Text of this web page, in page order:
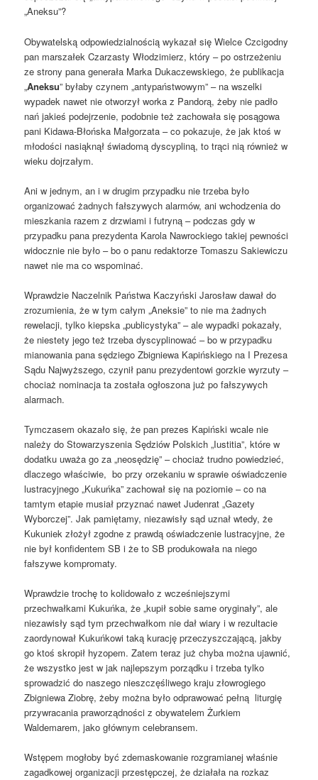
„Aneksu”?
Obywatelską odpowiedzialnością wykazał się Wielce Czcigodny
pan marszałek Czarzasty Włodzimierz, który – po ostrzeżeniu
ze strony pana generała Marka Dukaczewskiego, że publikacja
„Aneksu” byłaby czynem „antypaństwowym” – na wszelki
wypadek nawet nie otworzył worka z Pandorą, żeby nie padło
nań jakieś podejrzenie, podobnie też zachowała się posągowa
pani Kidawa-Błońska Małgorzata – co pokazuje, że jak ktoś w
młodości nasiąknął świadomą dyscypliną, to trąci nią również w
wieku dojrzałym.
Ani w jednym, an i w drugim przypadku nie trzeba było
organizować żadnych fałszywych alarmów, ani wchodzenia do
mieszkania razem z drzwiami i futryną – podczas gdy w
przypadku pana prezydenta Karola Nawrockiego takiej pewności
widocznie nie było – bo o panu redaktorze Tomaszu Sakiewiczu
nawet nie ma co wspominać.
Wprawdzie Naczelnik Państwa Kaczyński Jarosław dawał do
zrozumienia, że w tym całym „Aneksie” to nie ma żadnych
rewelacji, tylko kiepska „publicystyka” – ale wypadki pokazały,
że niestety jego też trzeba dyscyplinować – bo w przypadku
mianowania pana sędziego Zbigniewa Kapińskiego na I Prezesa
Sądu Najwyższego, czynił panu prezydentowi gorzkie wyrzuty –
chociaż nominacja ta została ogłoszona już po fałszywych
alarmach.
Tymczasem okazało się, że pan prezes Kapiński wcale nie
należy do Stowarzyszenia Sędziów Polskich „Iustitia”, które w
dodatku uważa go za „neosędzię” – chociaż trudno powiedzieć,
dlaczego właściwie, bo przy orzekaniu w sprawie oświadczenie
lustracyjnego „Kukuńka” zachował się na poziomie – co na
tamtym etapie musiał przyznać nawet Judenrat „Gazety
Wyborczej”. Jak pamiętamy, niezawisły sąd uznał wtedy, że
Kukuniek złożył zgodne z prawdą oświadczenie lustracyjne, że
nie był konfidentem SB i że to SB produkowała na niego
fałszywe kompromaty.
Wprawdzie trochę to kolidowało z wcześniejszymi
przechwałkami Kukuńka, że „kupił sobie same oryginały”, ale
niezawisły sąd tym przechwałkom nie dał wiary i w rezultacie
zaordynował Kukuńkowi taką kurację przeczyszczającą, jakby
go ktoś skropił hyzopem. Zatem teraz już chyba można ujawnić,
że wszystko jest w jak najlepszym porządku i trzeba tylko
sprowadzić do naszego nieszczęśliwego kraju złowrogiego
Zbigniewa Ziobrę, żeby można było odprawować pełną liturgię
przywracania praworządności z obywatelem Żurkiem
Waldemarem, jako głównym celebransem.
Wstępem mogłoby być zdemaskowanie rozgramianej właśnie
zagadkowej organizacji przestępczej, że działała na rozkaz